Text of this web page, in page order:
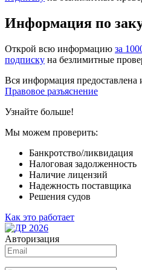
Информация по
Открой всю информацию за
подписку на безлимитные
Вся информация предоставлена
Правовое разъяснение
Узнайте больше!
Мы можем проверить:
Банкротство/ликвидация
Налоговая задолженность
Наличие лицензий
Надежность поставщика
Решения судов
Как это работает
Авторизация